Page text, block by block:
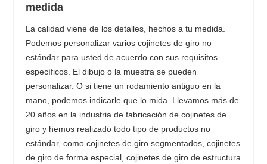
medida
La calidad viene de los detalles, hechos a tu medida.
Podemos personalizar varios cojinetes de giro no
estándar para usted de acuerdo con sus requisitos
específicos. El dibujo o la muestra se pueden
personalizar. O si tiene un rodamiento antiguo en la
mano, podemos indicarle que lo mida. Llevamos más de
20 años en la industria de fabricación de cojinetes de
giro y hemos realizado todo tipo de productos no
estándar, como cojinetes de giro segmentados, cojinetes
de giro de forma especial, cojinetes de giro de estructura